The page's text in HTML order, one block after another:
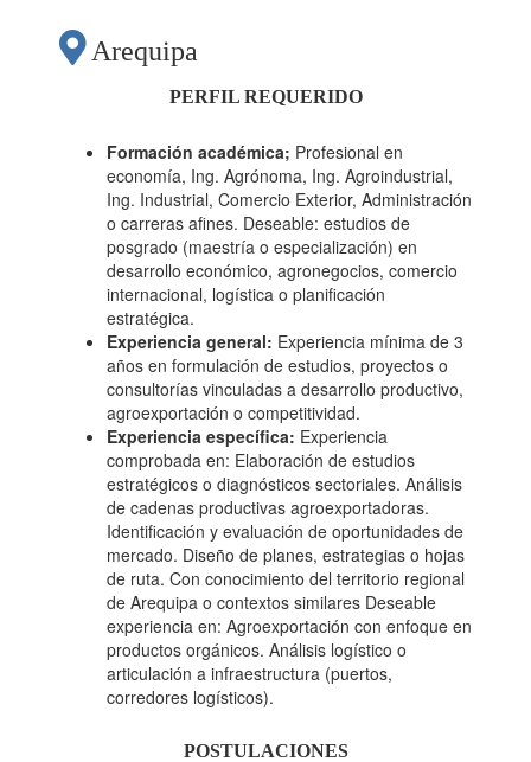
ORIENTADO A LA
RECONVERSIÓN
AGRÍCOLA
ORGÁNICA Y LA
IDENTIFICACIÓN DE
CADENAS CON
POTENCIAL
EXPORTADOR VÍA
“MEGAPUERTO DE
LAS AMÉRICAS
Arequipa
PERFIL REQUERIDO
Formación académica; Profesional en
economía, Ing. Agrónoma, Ing. Agroindustrial,
Ing. Industrial, Comercio Exterior, Administración
o carreras afines. Deseable: estudios de
posgrado (maestría o especialización) en
desarrollo económico, agronegocios, comercio
internacional, logística o planificación
estratégica.
Experiencia general: Experiencia mínima de 3
años en formulación de estudios, proyectos o
consultorías vinculadas a desarrollo productivo,
agroexportación o competitividad.
Experiencia específica: Experiencia
comprobada en: Elaboración de estudios
estratégicos o diagnósticos sectoriales. Análisis
de cadenas productivas agroexportadoras.
Identificación y evaluación de oportunidades de
mercado. Diseño de planes, estrategias o hojas
de ruta. Con conocimiento del territorio regional
de Arequipa o contextos similares Deseable
experiencia en: Agroexportación con enfoque en
productos orgánicos. Análisis logístico o
articulación a infraestructura (puertos,
corredores logísticos).
POSTULACIONES